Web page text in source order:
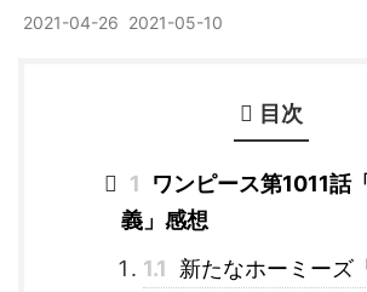
2021-04-26 2021-05-10
目次
1
ワンピース第1011話
義」感想
1.1
新たなホーミーズ